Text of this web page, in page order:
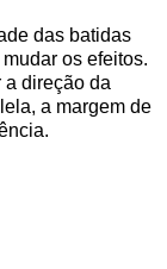
das batidas
os efeitos.
a direção da
a margem de